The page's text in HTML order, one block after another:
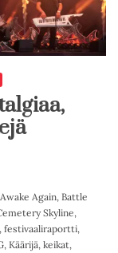
Awake Again, Battle
Skyline,
, festivaaliraportti,
, Käärijä, keikat,